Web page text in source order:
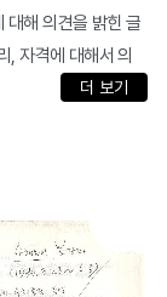
대해 의견을 밝힌 글
, 자격에 대해서 의
더 보기